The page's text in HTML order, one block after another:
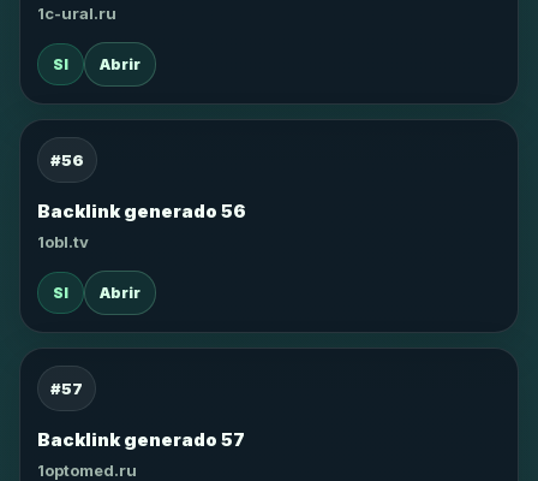
1c-ural.ru
SI Abrir
#56
Backlink generado 56
1obl.tv
SI Abrir
#57
Backlink generado 57
1optomed.ru